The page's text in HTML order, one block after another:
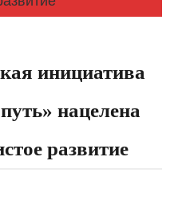
инициатива
нацелена
развитие